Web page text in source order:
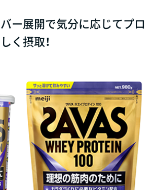
ー展開で気分に応じてプロ
く摂取！